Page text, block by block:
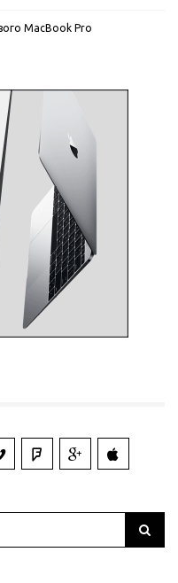
MacBook Pro